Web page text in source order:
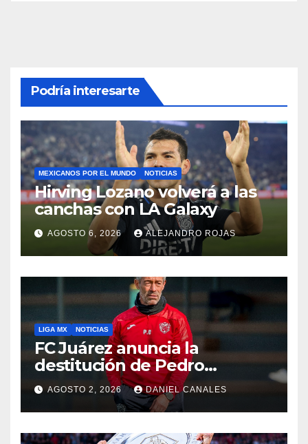
Podría interesarte
MEXICANOS POR EL MUNDO NOTICIAS
Hirving Lozano volverá a las
canchas con LA Galaxy
AGOSTO 6, 2026 ALEJANDRO ROJAS
LIGA MX NOTICIAS
FC Juárez anuncia la
destitución de Pedro
Caixinha
AGOSTO 2, 2026 DANIEL CANALES